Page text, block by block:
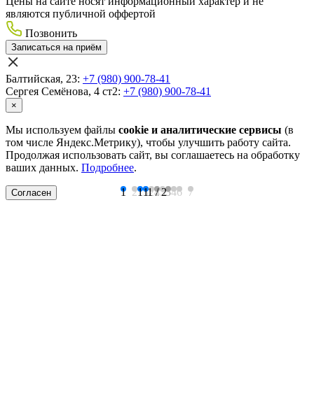
1 2 3 4
1/2
1 2 3 4 5 6 7
1 2 3
являются публичной оффертой
Позвонить
Записаться на приём
Балтийская, 23: +7 (980) 900-78-41
Сергея Семёнова, 4 ст2: +7 (980) 900-78-41
×
Мы используем файлы cookie и аналитические сервисы (в
том числе Яндекс.Метрику), чтобы улучшить работу сайта.
Продолжая использовать сайт, вы соглашаетесь на обработку
ваших данных. Подробнее.
Согласен